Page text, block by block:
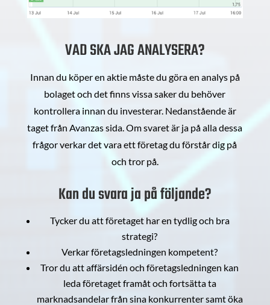
VAD SKA JAG ANALYSERA?
Innan du köper en aktie måste du göra en analys på
bolaget och det finns vissa saker du behöver
kontrollera innan du investerar. Nedanstående är
taget från Avanzas sida. Om svaret är ja på alla dessa
frågor verkar det vara ett företag du förstår dig på
och tror på.
Kan du svara ja på följande?
Tycker du att företaget har en tydlig och bra
strategi?
Verkar företagsledningen kompetent?
Tror du att affärsidén och företagsledningen kan
leda företaget framåt och fortsätta ta
marknadsandelar från sina konkurrenter samt öka